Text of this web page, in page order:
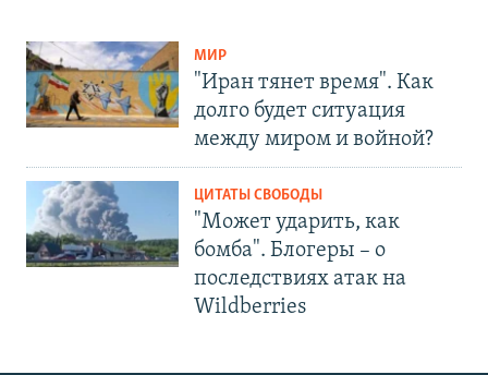
МИР
"Иран тянет время". Как
долго будет ситуация
между миром и войной?
ЦИТАТЫ СВОБОДЫ
"Может ударить, как
бомба". Блогеры – о
последствиях атак на
Wildberries